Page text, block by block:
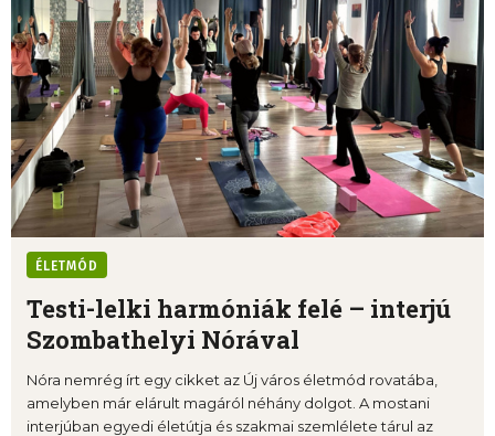
ÉLETMÓD
Testi-lelki harmóniák felé – interjú
Szombathelyi Nórával
Nóra nemrég írt egy cikket az Új város életmód rovatába,
amelyben már elárult magáról néhány dolgot. A mostani
interjúban egyedi életútja és szakmai szemlélete tárul az